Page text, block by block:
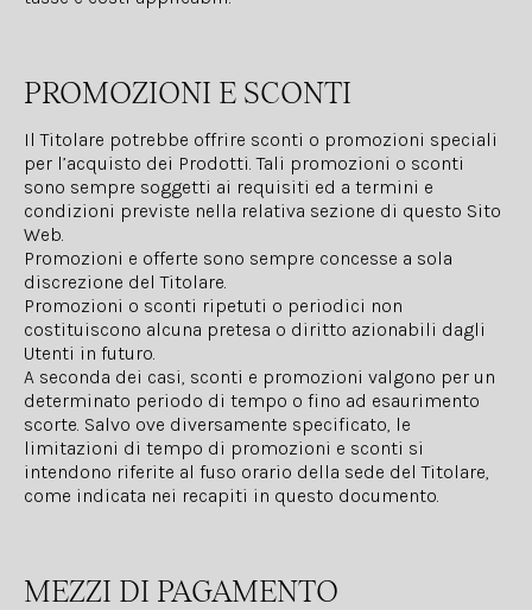
PROMOZIONI E SCONTI
Il Titolare potrebbe offrire sconti o promozioni speciali
per l’acquisto dei Prodotti. Tali promozioni o sconti
sono sempre soggetti ai requisiti ed a termini e
condizioni previste nella relativa sezione di questo Sito
Web.
Promozioni e offerte sono sempre concesse a sola
discrezione del Titolare.
Promozioni o sconti ripetuti o periodici non
costituiscono alcuna pretesa o diritto azionabili dagli
Utenti in futuro.
A seconda dei casi, sconti e promozioni valgono per un
determinato periodo di tempo o fino ad esaurimento
scorte. Salvo ove diversamente specificato, le
limitazioni di tempo di promozioni e sconti si
intendono riferite al fuso orario della sede del Titolare,
come indicata nei recapiti in questo documento.
MEZZI DI PAGAMENTO